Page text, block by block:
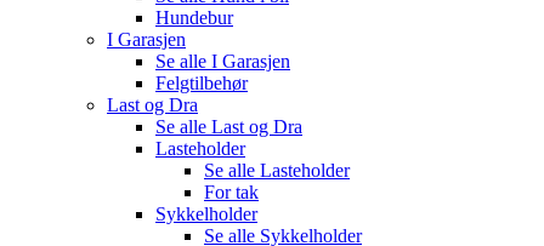
Hundebur
I Garasjen
Se alle I Garasjen
Felgtilbehør
Last og Dra
Se alle Last og Dra
Lasteholder
Se alle Lasteholder
For tak
Sykkelholder
Se alle Sykkelholder